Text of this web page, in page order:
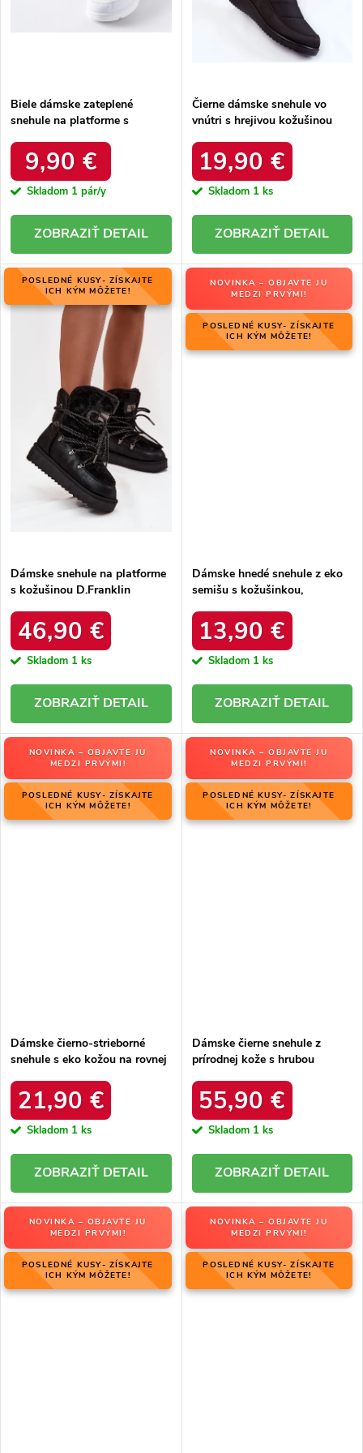
Biele dámske zateplené
snehule na platforme s
WHITE
9,90 €
Skladom 1 pár/y
DETAIL
Čierne dámske snehule vo
vnútri s hrejivou kožušinou
BLACK
19,90 €
Skladom 1 ks
DETAIL
POSLEDNÉ KUSY- ZÍSKAJTE
ICH KÝM MÔŽETE!
Dámske snehule na platforme
s kožušinou D.Franklin
46,90 €
Skladom 1 ks
DETAIL
NOVINKA – OBJAVTE JU
MEDZI PRVÝMI!
POSLEDNÉ KUSY- ZÍSKAJTE
ICH KÝM MÔŽETE!
Dámske hnedé snehule z eko
semišu s kožušinkou,
LEOPARD
13,90 €
Skladom 1 ks
DETAIL
NOVINKA – OBJAVTE JU
MEDZI PRVÝMI!
POSLEDNÉ KUSY- ZÍSKAJTE
ICH KÝM MÔŽETE!
Dámske čierno-strieborné
snehule s eko kožou na rovnej
34586 SREBRNY
21,90 €
Skladom 1 ks
DETAIL
NOVINKA – OBJAVTE JU
MEDZI PRVÝMI!
POSLEDNÉ KUSY- ZÍSKAJTE
ICH KÝM MÔŽETE!
Dámske čierne snehule z
prírodnej kože s hrubou
produktu OO274A206
55,90 €
Skladom 1 ks
DETAIL
NOVINKA – OBJAVTE JU
MEDZI PRVÝMI!
POSLEDNÉ KUSY- ZÍSKAJTE
ICH KÝM MÔŽETE!
NOVINKA – OBJAVTE JU
MEDZI PRVÝMI!
POSLEDNÉ KUSY- ZÍSKAJTE
ICH KÝM MÔŽETE!